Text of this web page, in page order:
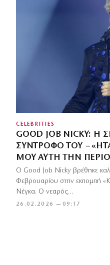
CELEBRITIES
GOOD JOB NICKY:
ΣΎΝΤΡΟΦΌ ΤΟΥ –
ΜΟΥ ΑΥΤΉ ΤΗΝ
26.02.2026 — 09:17
Ο Good Job Nicky βρέθηκε
Φεβρουαρίου στην εκπομπή
Νέγκα. Ο νεαρός…